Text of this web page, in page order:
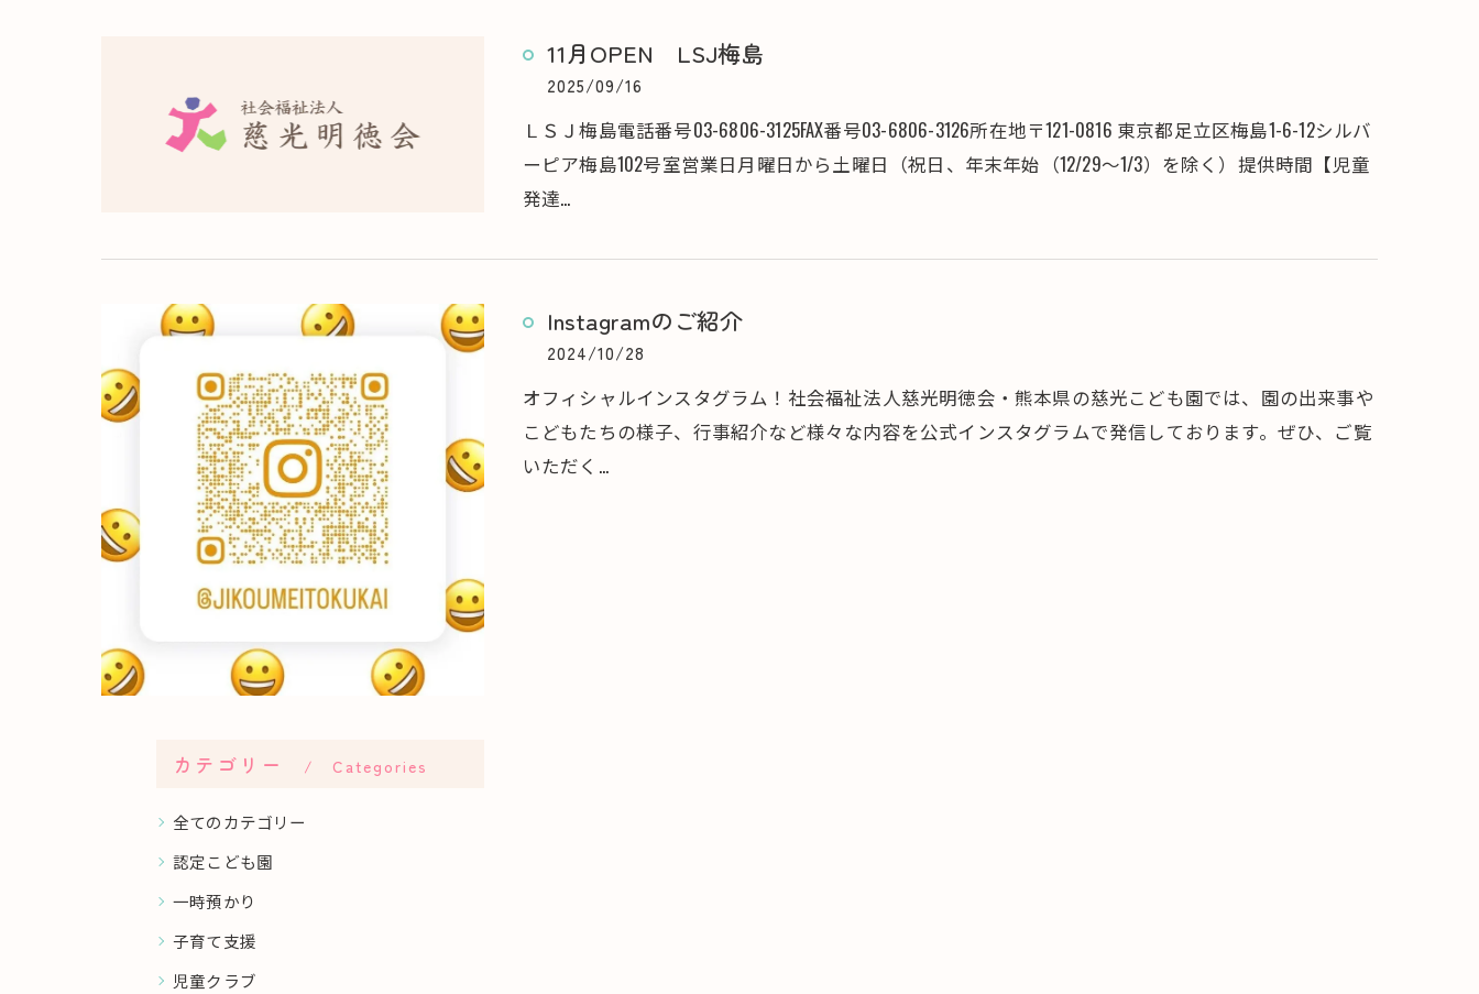
11月OPEN LSJ梅島
2025/09/16
ＬＳＪ梅島電話番号03-6806-3125FAX番号03-6806-3126所在地〒121-0816 東京都足立区梅島1-6-12シルバ
ーピア梅島102号室営業日月曜日から土曜日（祝日、年末年始（12/29～1/3）を除く）提供時間【児童
発達…
Instagramのご紹介
2024/10/28
オフィシャルインスタグラム！社会福祉法人慈光明徳会・熊本県の慈光こども園では、園の出来事や
こどもたちの様子、行事紹介など様々な内容を公式インスタグラムで発信しております。ぜひ、ご覧
いただく…
カテゴリー Categories
全てのカテゴリー
認定こども園
一時預かり
子育て支援
児童クラブ